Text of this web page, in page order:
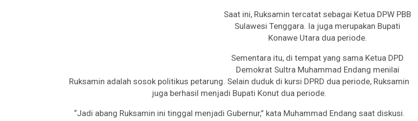
Saat ini, Ruksamin tercatat sebagai Ketua DPW PBB
Sulawesi Tenggara. Ia juga merupakan Bupati
Konawe Utara dua periode.
Sementara itu, di tempat yang sama Ketua DPD
Demokrat Sultra Muhammad Endang menilai
Ruksamin adalah sosok politikus petarung. Selain duduk di kursi DPRD dua periode, Ruksamin
juga berhasil menjadi Bupati Konut dua periode.
“Jadi abang Ruksamin ini tinggal menjadi Gubernur,” kata Muhammad Endang saat diskusi.